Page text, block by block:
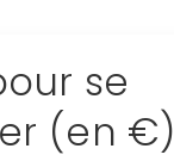
se
(en €)